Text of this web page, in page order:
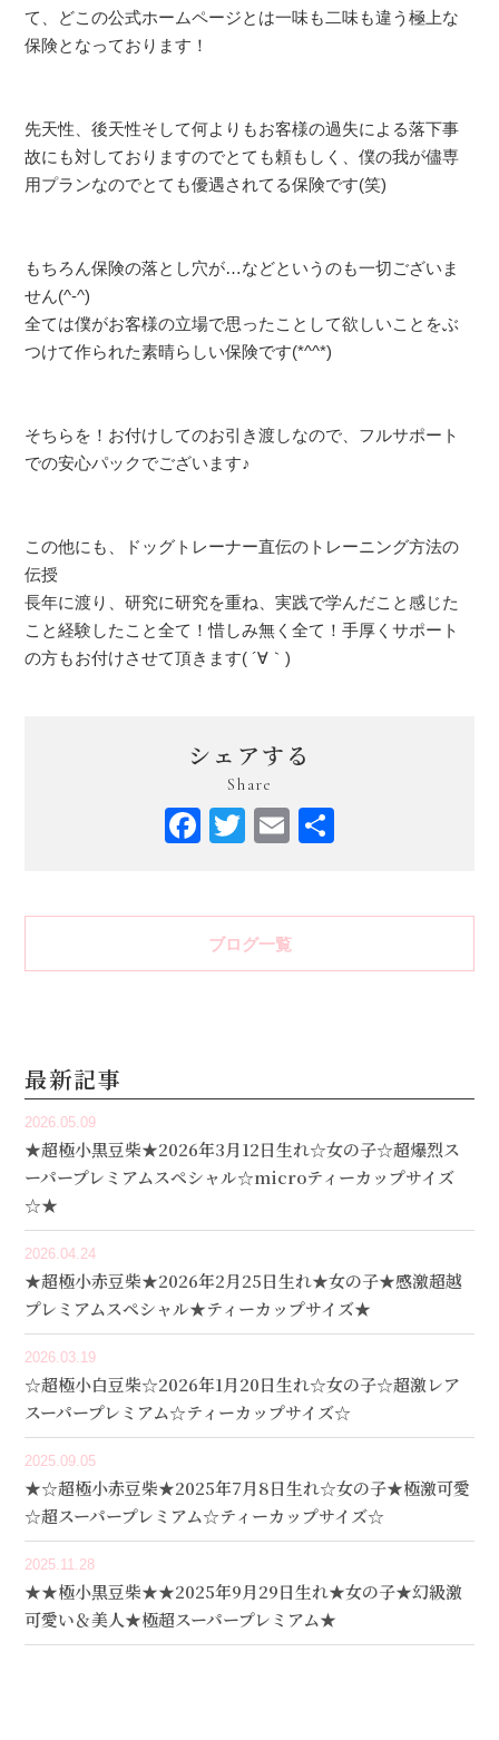
て、どこの公式ホームページとは一味も二味も違う極上な
保険となっております！
先天性、後天性そして何よりもお客様の過失による落下事
故にも対しておりますのでとても頼もしく、僕の我が儘専
用プランなのでとても優遇されてる保険です(笑)
もちろん保険の落とし穴が…などというのも一切ございま
せん(^-^)
全ては僕がお客様の立場で思ったことして欲しいことをぶ
つけて作られた素晴らしい保険です(*^^*)
そちらを！お付けしてのお引き渡しなので、フルサポート
での安心パックでございます♪
この他にも、ドッグトレーナー直伝のトレーニング方法の
伝授
長年に渡り、研究に研究を重ね、実践で学んだこと感じた
こと経験したこと全て！惜しみ無く全て！手厚くサポート
の方もお付けさせて頂きます( ´∀｀)
シェアする
Share
Facebook
TwitterEmail
ブログ一覧
最新記事
2026.05.09
★超極小黒豆柴★2026年3月12日生れ☆女の子☆超爆烈ス
ーパープレミアムスペシャル☆microティーカップサイズ
☆★
2026.04.24
★超極小赤豆柴★2026年2月25日生れ★女の子★感激超越
プレミアムスペシャル★ティーカップサイズ★
2026.03.19
☆超極小白豆柴☆2026年1月20日生れ☆女の子☆超激レア
スーパープレミアム☆ティーカップサイズ☆
2025.09.05
★☆超極小赤豆柴★2025年7月8日生れ☆女の子★極激可愛
☆超スーパープレミアム☆ティーカップサイズ☆
2025.11.28
★★極小黒豆柴★★2025年9月29日生れ★女の子★幻級激
可愛い＆美人★極超スーパープレミアム★